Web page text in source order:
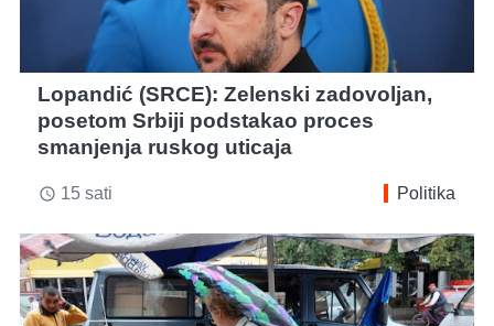
Lopandić (SRCE): Zelenski zadovoljan,
posetom Srbiji podstakao proces
smanjenja ruskog uticaja
access_time 15 sati Politika